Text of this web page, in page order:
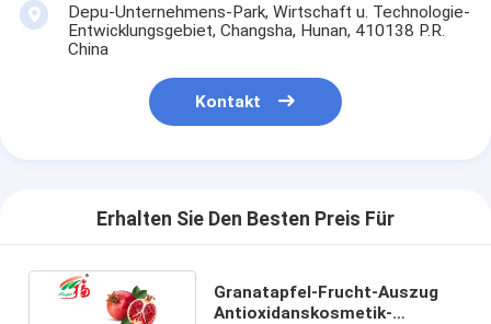
Depu-Unternehmens-Park, Wirtschaft u. Technologie-
Entwicklungsgebiet, Changsha, Hunan, 410138 P.R.
China
Kontakt
Erhalten Sie Den Besten Preis Für
Granatapfel-Frucht-Auszug
Antioxidanskosmetik-